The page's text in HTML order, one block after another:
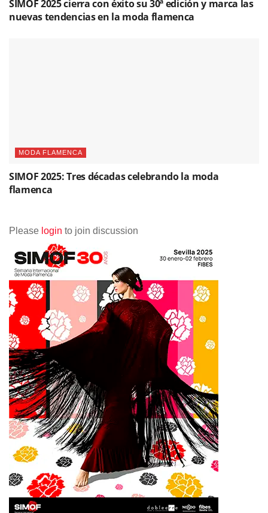
SIMOF 2025 cierra con éxito su 30ª edición y marca las
nuevas tendencias en la moda flamenca
MODA FLAMENCA
SIMOF 2025: Tres décadas celebrando la moda
flamenca
Please login to join discussion